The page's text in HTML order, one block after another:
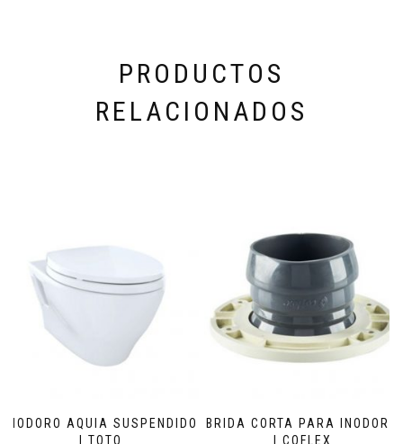
PRODUCTOS
RELACIONADOS
INODORO AQUIA SUSPENDIDO
| TOTO
BRIDA CORTA PARA INODORO
| COFLEX